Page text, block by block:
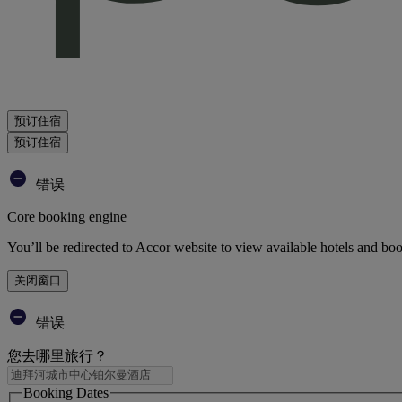
预订住宿
预订住宿
错误
Core booking engine
You’ll be redirected to Accor website to view available hotels and
关闭窗口
错误
您去哪里旅行？
Booking Dates